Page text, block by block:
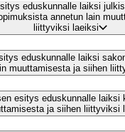
eduskunnalle laiksi
annetun lain
liittyviksi laeiksi
eduskunnalle laiksi
muuttamisesta ja siihen
esitys eduskunnalle laiksi
ja siihen liittyviksi